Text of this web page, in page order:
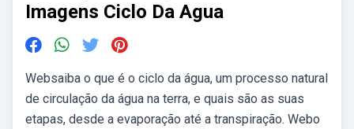
Imagens Ciclo Da Agua
Websaiba o que é o ciclo da água, um processo natural
de circulação da água na terra, e quais são as suas
etapas, desde a evaporação até a transpiração. Webo